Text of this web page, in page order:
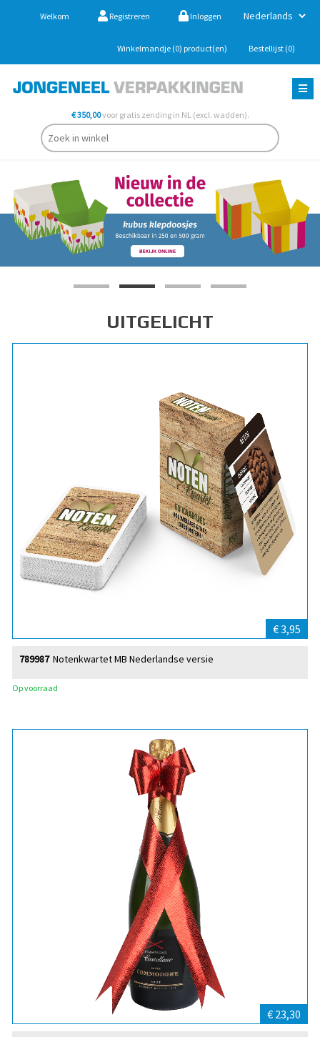
Welkom Registreren Inloggen
Winkelmandje (0) product(en) Bestellijst (0)
€ 350,00voor gratis zending in NL (excl. wadden).
UITGELICHT
€ 3,95
Notenkwartet MB Nederlandse versie
789987
Op voorraad
€ 23,30